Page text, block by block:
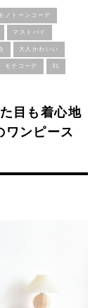
ノトーンコーデ
マストバイ
大人かわいい
モテコーデ 3L
目も着心地
ワンピース